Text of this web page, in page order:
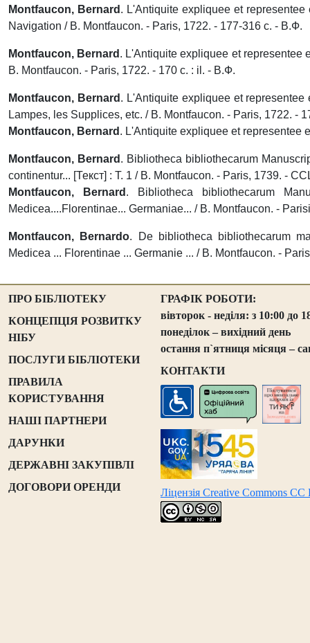
Montfaucon, Bernard . L'Antiquite expliquee et
Navigation / B. Montfaucon. - Paris, 1722. - 177-316 с. - В.Ф.
Montfaucon, Bernard . L'Antiquite expliquee et representee
B. Montfaucon. - Paris, 1722. - 170 с. : il. - В.Ф.
Montfaucon, Bernard . L'Antiquite expliquee et
Lampes, les Supplices, etc. / B. Montfaucon. - Paris, 1722. -
Montfaucon, Bernard . L'Antiquite expliquee et representee
Montfaucon, Bernard . Bibliotheca bibliothecarum
continentur... [Текст] : Т. 1 / B. Montfaucon. - Paris, 1739. -
Montfaucon, Bernard .
Bibliotheca bibliothecarum
Medicea....Florentinae... Germaniae... / B. Montfaucon. -
Montfaucon, Bernardo.
De bibliotheca bibliothecarum
Medicea ... Florentinae ... Germanie ... / B. Montfaucon. -
ПРО БІБЛІОТЕКУ
КОНЦЕПЦІЯ РОЗВИТКУ
НІБУ
ПОСЛУГИ БІБЛІОТЕКИ
ПРАВИЛА
КОРИСТУВАННЯ
НАШІ ПАРТНЕРИ
ДАРУНКИ
ДЕРЖАВНІ ЗАКУПІВЛІ
ДОГОВОРИ ОРЕНДИ
ГРАФІК РОБОТИ:
вівторок - неділя: з 10:00 до
понеділок – вихідний день
остання п`ятниця місяця –
КОНТАКТИ
Ліцензія Creative Commons